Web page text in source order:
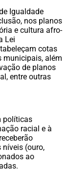
Igualdade
nos planos
e cultura afro-
Lei
cotas
municipais, além
de planos
entre outras
políticas
racial e à
níveis (ouro,
ao